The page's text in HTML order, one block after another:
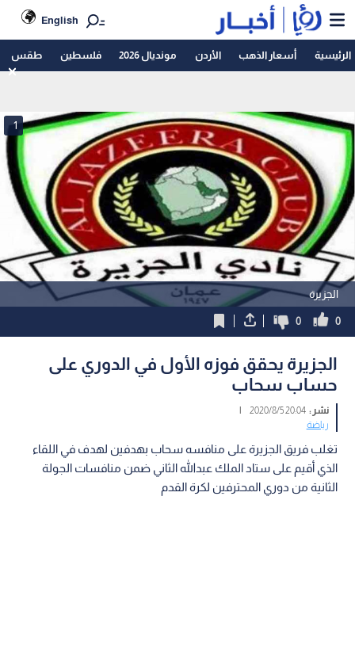
English
الرئيسية أسعار الذهب الأردن مونديال 2026 فلسطين طقس
الجزيرة
1
0
0
الجزيرة يحقق فوزه الأول في الدوري على
حساب سحاب
نشر :20:04 2020/8/5
|
رياضة
تغلب فريق الجزيرة على منافسه سحاب بهدفين لهدف في اللقاء
الذي أقيم على ستاد الملك عبدالله الثاني ضمن منافسات الجولة
الثانية من دوري المحترفين لكرة القدم